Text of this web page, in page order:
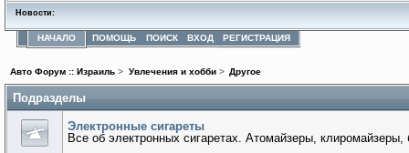
Новости:
НАЧАЛО ПОМОЩЬ ПОИСК ВХОД РЕГИСТРАЦИЯ
Авто Форум :: Израиль > Увлечения и хобби> Другое
Подразделы
Электронные сигареты
Все об электронных сигаретах. Атомайзеры, клиромайзеры,